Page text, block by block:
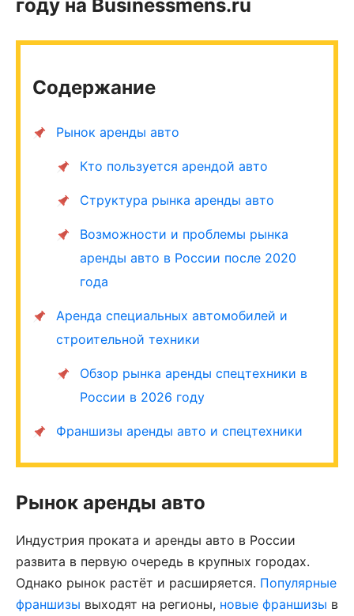
году на Businessmens.ru
Содержание
Рынок аренды авто
Кто пользуется арендой авто
Структура рынка аренды авто
Возможности и проблемы рынка
аренды авто в России после 2020
года
Аренда специальных автомобилей и
строительной техники
Обзор рынка аренды спецтехники в
России в 2026 году
Франшизы аренды авто и спецтехники
Рынок аренды авто
Индустрия проката и аренды авто в России
развита в первую очередь в крупных городах.
Однако рынок растёт и расширяется. Популярные
франшизы выходят на регионы, новые франшизы в